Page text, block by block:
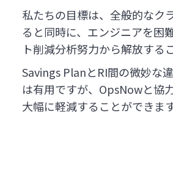
私たちの目標は、全般的なク
ると同時に、エンジニアを困
ト削減分析努力から解放する
Savings PlanとRI間の微妙な
は有用ですが、OpsNowと協
大幅に軽減することができます